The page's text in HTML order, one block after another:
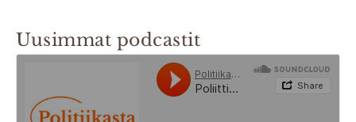
Uusimmat podcastit